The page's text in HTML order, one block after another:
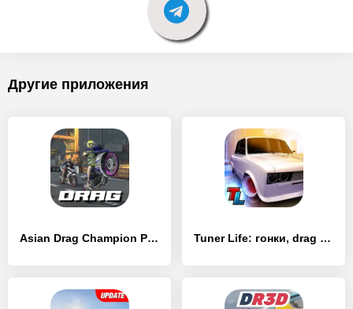
Другие приложения
Asian Drag Champion PVPonline - [MOD Много монет] Tuner Life: гонки, drag racing - [MOD Бесконечные деньги]